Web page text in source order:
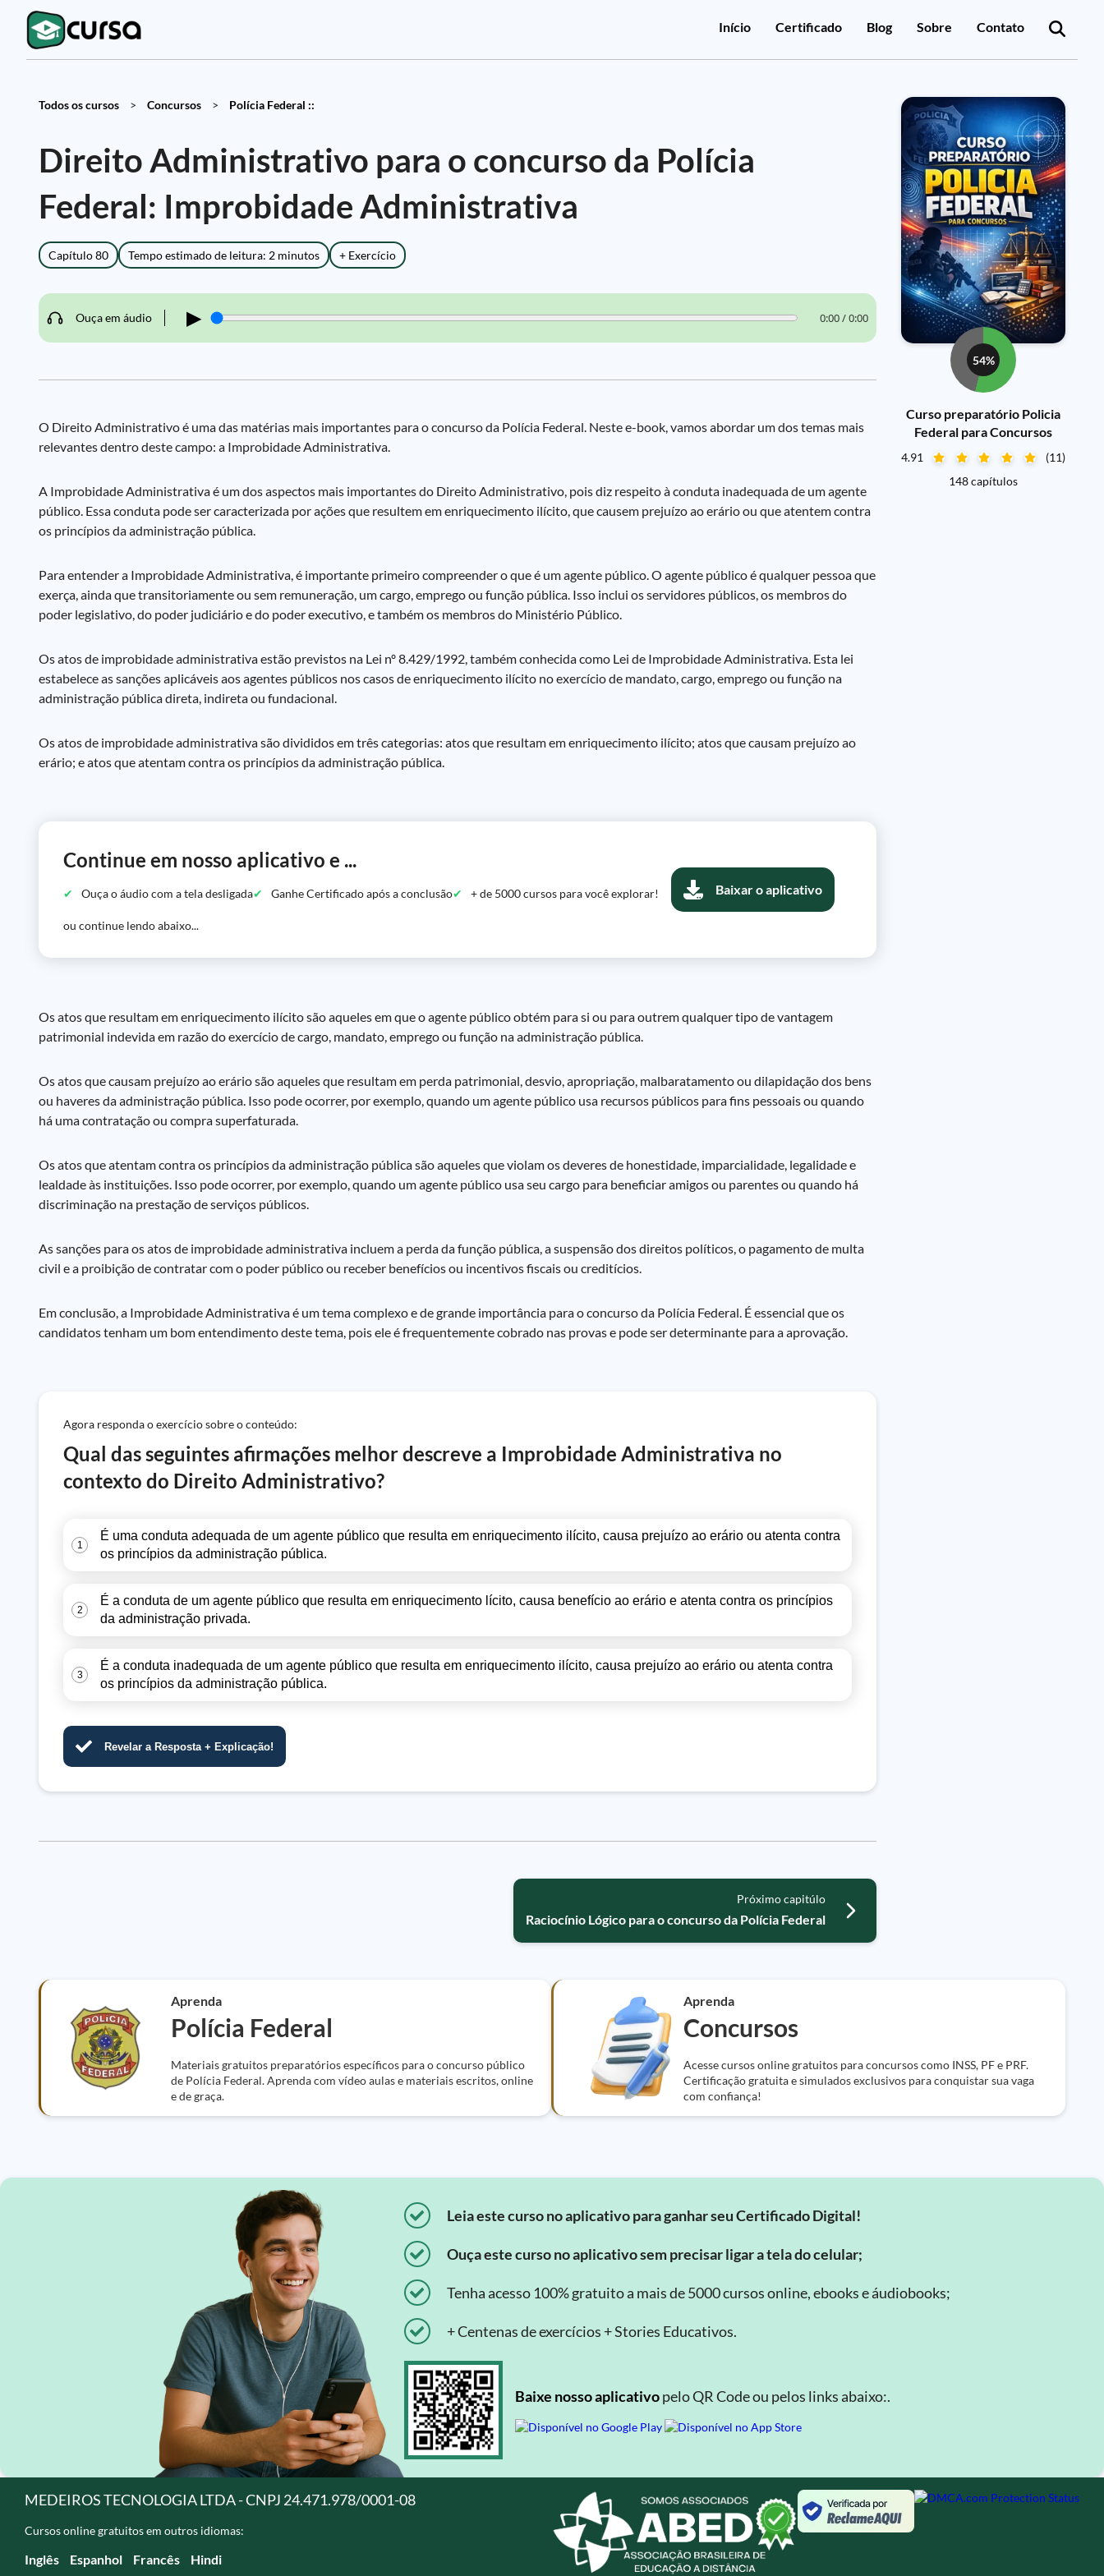
Início Certificado Blog Sobre Contato
Todos os cursos > Concursos > Polícia Federal ::
Direito Administrativo para o concurso da Polícia
Federal: Improbidade Administrativa
Capítulo 80 Tempo estimado de leitura: 2 minutos + Exercício
Ouça em áudio ▶ 0:00 / 0:00
O Direito Administrativo é uma das matérias mais importantes para o concurso da Polícia Federal. Neste e-book, vamos abordar um dos temas mais
relevantes dentro deste campo: a Improbidade Administrativa.
A Improbidade Administrativa é um dos aspectos mais importantes do Direito Administrativo, pois diz respeito à conduta inadequada de um agente
público. Essa conduta pode ser caracterizada por ações que resultem em enriquecimento ilícito, que causem prejuízo ao erário ou que atentem contra
os princípios da administração pública.
Para entender a Improbidade Administrativa, é importante primeiro compreender o que é um agente público. O agente público é qualquer pessoa que
exerça, ainda que transitoriamente ou sem remuneração, um cargo, emprego ou função pública. Isso inclui os servidores públicos, os membros do
poder legislativo, do poder judiciário e do poder executivo, e também os membros do Ministério Público.
Os atos de improbidade administrativa estão previstos na Lei nº 8.429/1992, também conhecida como Lei de Improbidade Administrativa. Esta lei
estabelece as sanções aplicáveis aos agentes públicos nos casos de enriquecimento ilícito no exercício de mandato, cargo, emprego ou função na
administração pública direta, indireta ou fundacional.
Os atos de improbidade administrativa são divididos em três categorias: atos que resultam em enriquecimento ilícito; atos que causam prejuízo ao
erário; e atos que atentam contra os princípios da administração pública.
Continue em nosso aplicativo e ...
Ouça o áudio com a tela desligada Ganhe Certificado após a conclusão + de 5000 cursos para você explorar!
ou continue lendo abaixo...
Baixar o aplicativo
Os atos que resultam em enriquecimento ilícito são aqueles em que o agente público obtém para si ou para outrem qualquer tipo de vantagem
patrimonial indevida em razão do exercício de cargo, mandato, emprego ou função na administração pública.
Os atos que causam prejuízo ao erário são aqueles que resultam em perda patrimonial, desvio, apropriação, malbaratamento ou dilapidação dos bens
ou haveres da administração pública. Isso pode ocorrer, por exemplo, quando um agente público usa recursos públicos para fins pessoais ou quando
há uma contratação ou compra superfaturada.
Os atos que atentam contra os princípios da administração pública são aqueles que violam os deveres de honestidade, imparcialidade, legalidade e
lealdade às instituições. Isso pode ocorrer, por exemplo, quando um agente público usa seu cargo para beneficiar amigos ou parentes ou quando há
discriminação na prestação de serviços públicos.
As sanções para os atos de improbidade administrativa incluem a perda da função pública, a suspensão dos direitos políticos, o pagamento de multa
civil e a proibição de contratar com o poder público ou receber benefícios ou incentivos fiscais ou creditícios.
Em conclusão, a Improbidade Administrativa é um tema complexo e de grande importância para o concurso da Polícia Federal. É essencial que os
candidatos tenham um bom entendimento deste tema, pois ele é frequentemente cobrado nas provas e pode ser determinante para a aprovação.
Agora responda o exercício sobre o conteúdo:
Qual das seguintes afirmações melhor descreve a Improbidade Administrativa no
contexto do Direito Administrativo?
1
É uma conduta adequada de um agente público que resulta em enriquecimento ilícito, causa prejuízo ao erário ou atenta contra
os princípios da administração pública.
2
É a conduta de um agente público que resulta em enriquecimento lícito, causa benefício ao erário e atenta contra os princípios
da administração privada.
3
É a conduta inadequada de um agente público que resulta em enriquecimento ilícito, causa prejuízo ao erário ou atenta contra
os princípios da administração pública.
Revelar a Resposta + Explicação!
Próximo capitúlo
Raciocínio Lógico para o concurso da Polícia Federal
54%
Curso preparatório Policia
Federal para Concursos
4.91
(11)
148 capítulos
Aprenda
Polícia Federal
Materiais gratuitos preparatórios específicos para o concurso público
de Polícia Federal. Aprenda com vídeo aulas e materiais escritos, online
e de graça.
Aprenda
Concursos
Acesse cursos online gratuitos para concursos como INSS, PF e PRF.
Certificação gratuita e simulados exclusivos para conquistar sua vaga
com confiança!
Leia este curso no aplicativo para ganhar seu Certificado Digital!
Ouça este curso no aplicativo sem precisar ligar a tela do celular;
Tenha acesso 100% gratuito a mais de 5000 cursos online, ebooks e áudiobooks;
+ Centenas de exercícios + Stories Educativos.
Baixe nosso aplicativopelo QR Code ou pelos links abaixo:.
MEDEIROS TECNOLOGIA LTDA - CNPJ 24.471.978/0001-08
Cursos online gratuitos em outros idiomas:
Inglês Espanhol Francês Hindi